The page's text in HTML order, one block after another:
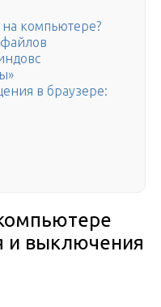
компьютере?
в браузере:
и выключения